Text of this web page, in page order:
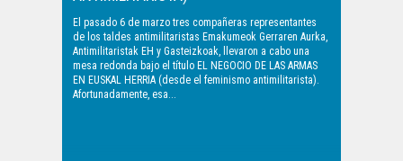
El pasado 6 de marzo tres compañeras representantes
de los taldes antimilitaristas Emakumeok Gerraren Aurka,
Antimilitaristak EH y Gasteizkoak, llevaron a cabo una
mesa redonda bajo el título EL NEGOCIO DE LAS ARMAS
EN EUSKAL HERRIA (desde el feminismo antimilitarista).
Afortunadamente, esa...